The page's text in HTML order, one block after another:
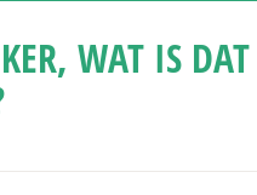
WAT IS DAT